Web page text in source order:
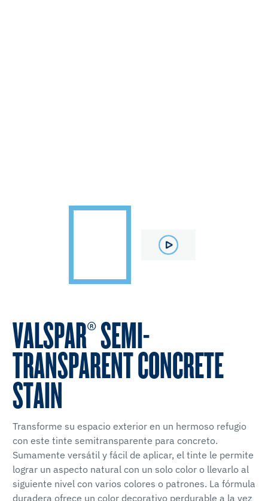
VALSPAR® SEMI-
TRANSPARENT CONCRETE
STAIN
Transforme su espacio exterior en un hermoso refugio
con este tinte semitransparente para concreto.
Sumamente versátil y fácil de aplicar, el tinte le permite
lograr un aspecto natural con un solo color o llevarlo al
siguiente nivel con varios colores o patrones. La fórmula
duradera ofrece un color decorativo perdurable a la vez